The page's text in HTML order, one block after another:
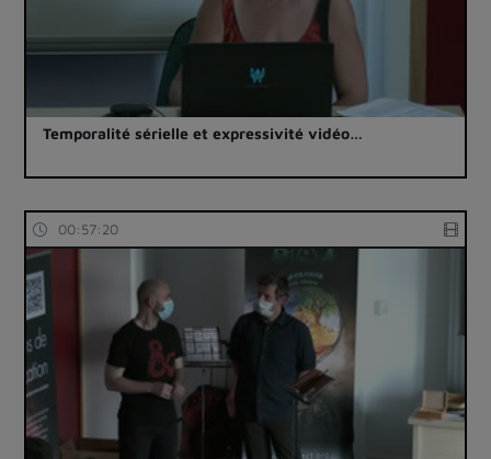
Temporalité sérielle et expressivité vidéo…
00:57:20